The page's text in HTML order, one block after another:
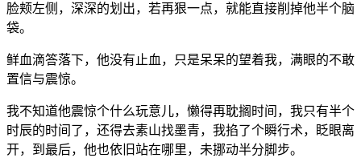
脸颊左侧，深深的划出，若再狠一点，就能直接削掉他半个脑
袋。
鲜血滴答落下，他没有止血，只是呆呆的望着我，满眼的不敢
置信与震惊。
我不知道他震惊个什么玩意儿，懒得再耽搁时间，我只有半个
时辰的时间了，还得去素山找墨青，我掐了个瞬行术，眨眼离
开，到最后，他也依旧站在哪里，未挪动半分脚步。